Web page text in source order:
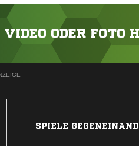
ODER FOTO
SPIELE